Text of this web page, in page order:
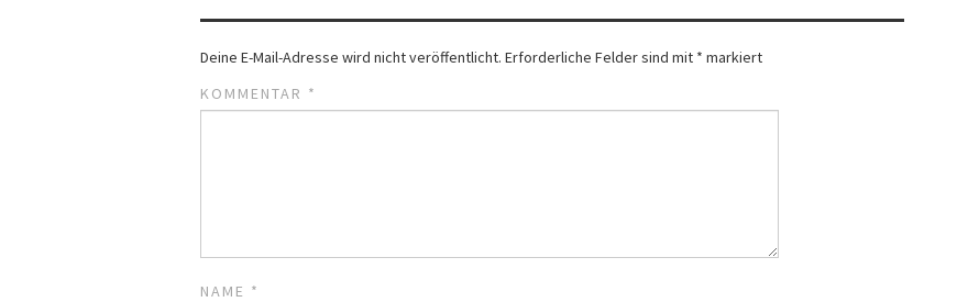
Deine E-Mail-Adresse wird nicht veröffentlicht. Erforderliche Felder sind mit * markiert
KOMMENTAR *
NAME *